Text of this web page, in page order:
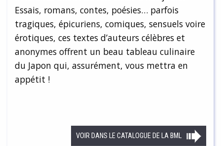
Essais, romans, contes, poésies… parfois
tragiques, épicuriens, comiques, sensuels voire
érotiques, ces textes d’auteurs célèbres et
anonymes offrent un beau tableau culinaire
du Japon qui, assurément, vous mettra en
appétit !
VOIR DANS LE CATALOGUE DE LA BML